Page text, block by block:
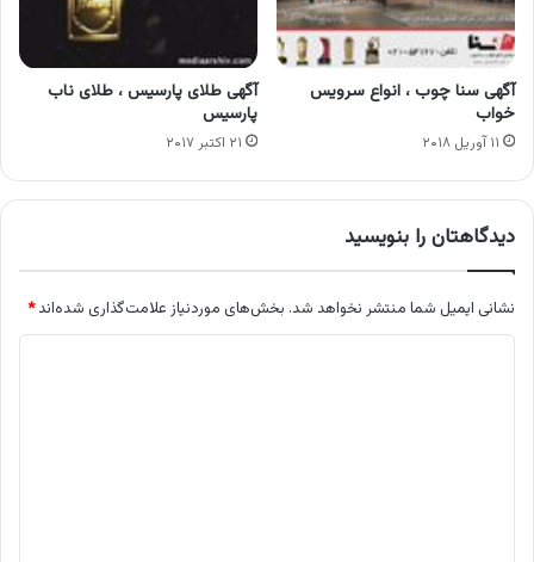
آگهی سنا چوب ، انواع سرویس
خواب
۱۱ آوریل ۲۰۱۸
آگهی طلای پارسیس ، طلای ناب
پارسیس
۲۱ اکتبر ۲۰۱۷
دیدگاهتان را بنویسید
نشانی ایمیل شما منتشر نخواهد شد. بخش‌های موردنیاز علامت‌گذاری شده‌اند*